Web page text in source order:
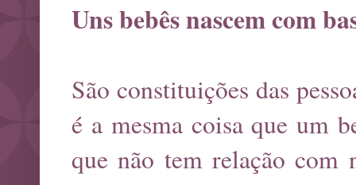
Uns bebês nascem com
São constituições das
é a mesma coisa que um
que não tem relação com